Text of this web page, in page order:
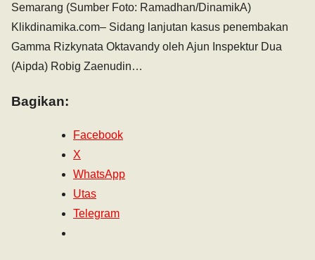
Semarang (Sumber Foto: Ramadhan/DinamikA)
Klikdinamika.com– Sidang lanjutan kasus penembakan
Gamma Rizkynata Oktavandy oleh Ajun Inspektur Dua
(Aipda) Robig Zaenudin…
Bagikan:
Facebook
X
WhatsApp
Utas
Telegram